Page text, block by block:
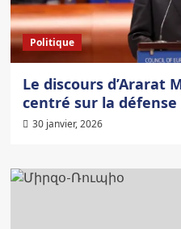
Politique
Le discours d’Ararat
centré sur la
30 janvier, 2026